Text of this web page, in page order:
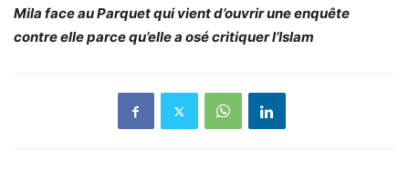
Mila face au Parquet qui vient d’ouvrir une enquête
contre elle parce qu’elle a osé critiquer l’Islam